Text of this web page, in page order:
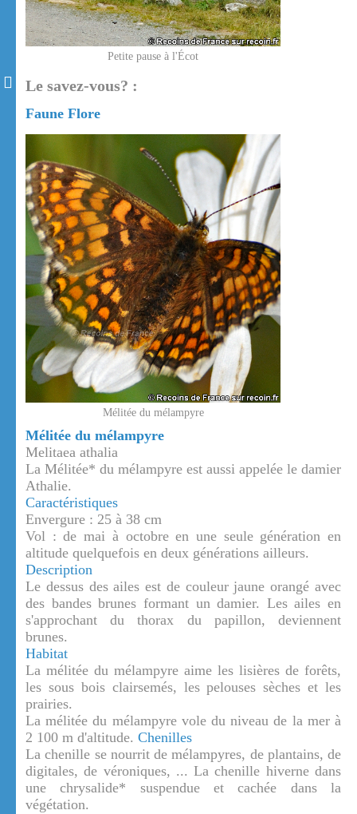
Petite pause à l'Écot
Le savez-vous? :
Faune Flore
Mélitée du mélampyre
Mélitée du mélampyre
Melitaea athalia
La Mélitée* du mélampyre est aussi appelée le damier
Athalie.
Caractéristiques
Envergure : 25 à 38 cm
Vol : de mai à octobre en une seule génération en
altitude quelquefois en deux générations ailleurs.
Description
Le dessus des ailes est de couleur jaune orangé avec
des bandes brunes formant un damier. Les ailes en
s'approchant du thorax du papillon, deviennent
brunes.
Habitat
La mélitée du mélampyre aime les lisières de forêts,
les sous bois clairsemés, les pelouses sèches et les
prairies.
La mélitée du mélampyre vole du niveau de la mer à
2 100 m d'altitude. Chenilles
La chenille se nourrit de mélampyres, de plantains, de
digitales, de véroniques, ... La chenille hiverne dans
une chrysalide* suspendue et cachée dans la
végétation.